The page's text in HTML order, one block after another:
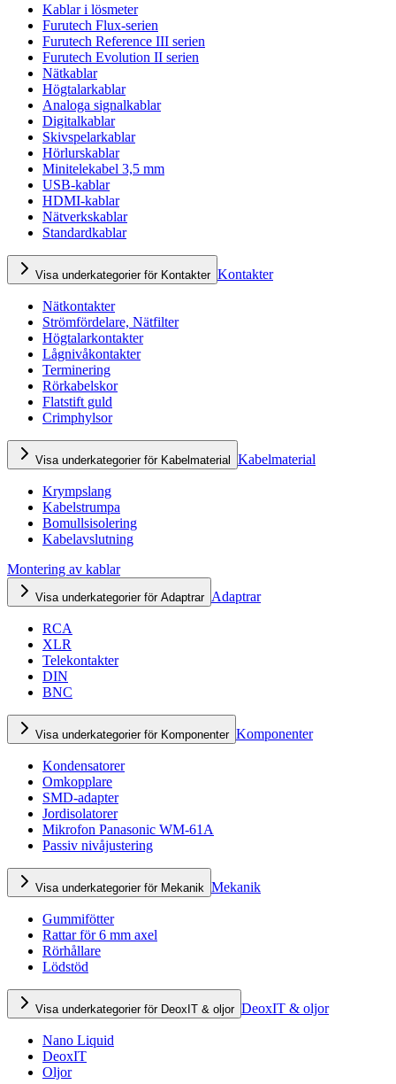
Kablar i lösmeter
Furutech Flux-serien
Furutech Reference III serien
Furutech Evolution II serien
Nätkablar
Högtalarkablar
Analoga signalkablar
Digitalkablar
Skivspelarkablar
Hörlurskablar
Minitelekabel 3,5 mm
USB-kablar
HDMI-kablar
Nätverkskablar
Standardkablar
Visa underkategorier för Kontakter Kontakter
Nätkontakter
Strömfördelare, Nätfilter
Högtalarkontakter
Lågnivåkontakter
Terminering
Rörkabelskor
Flatstift guld
Crimphylsor
Visa underkategorier för Kabelmaterial Kabelmaterial
Krympslang
Kabelstrumpa
Bomullsisolering
Kabelavslutning
Montering av kablar
Visa underkategorier för Adaptrar Adaptrar
RCA
XLR
Telekontakter
DIN
BNC
Visa underkategorier för Komponenter Komponenter
Kondensatorer
Omkopplare
SMD-adapter
Jordisolatorer
Mikrofon Panasonic WM-61A
Passiv nivåjustering
Visa underkategorier för Mekanik Mekanik
Gummifötter
Rattar för 6 mm axel
Rörhållare
Lödstöd
Visa underkategorier för DeoxIT & oljor DeoxIT & oljor
Nano Liquid
DeoxIT
Oljor